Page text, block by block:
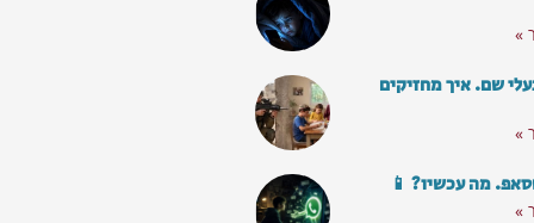
»
שם. איך מחזיקים
»
מה עכשיו? 📱
»